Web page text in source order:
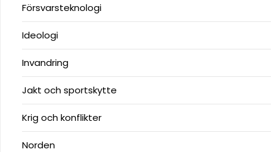
Försvarsteknologi
Ideologi
Invandring
Jakt och sportskytte
Krig och konflikter
Norden